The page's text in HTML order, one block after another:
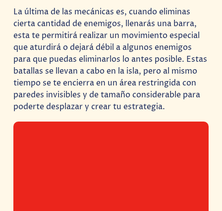
La última de las mecánicas es, cuando eliminas
cierta cantidad de enemigos, llenarás una barra,
esta te permitirá realizar un movimiento especial
que aturdirá o dejará débil a algunos enemigos
para que puedas eliminarlos lo antes posible. Estas
batallas se llevan a cabo en la isla, pero al mismo
tiempo se te encierra en un área restringida con
paredes invisibles y de tamaño considerable para
poderte desplazar y crear tu estrategia.